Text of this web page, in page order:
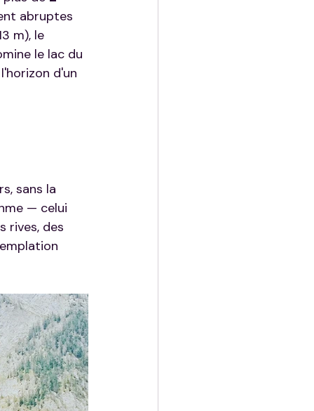
abruptes
m), le
le lac du
d'un
sans la
— celui
rives, des